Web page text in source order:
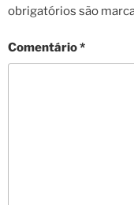
obrigatórios são
Comentário*